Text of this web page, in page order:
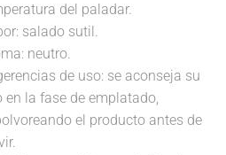
del paladar.
salado sutil.
neutro.
de uso: se aconseja su
en la fase de emplatado,
el producto antes de